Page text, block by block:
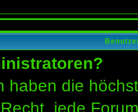
haben die
jede